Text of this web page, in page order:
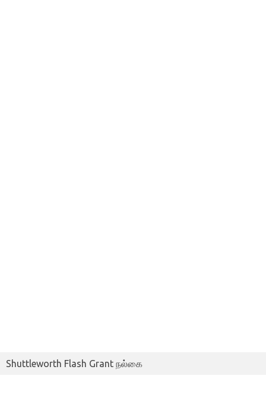
Shuttleworth Flash Grant நல்கை